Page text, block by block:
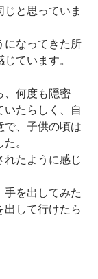
と思っていま
になってきた所
ています。
、何度も隠密
たらしく、自
で、子供の頃は
。
れたように感じ
手を出してみた
出して行けたら